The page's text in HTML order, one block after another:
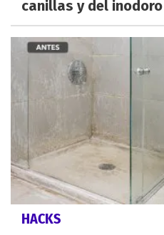
canillas y del inodoro
HACKS